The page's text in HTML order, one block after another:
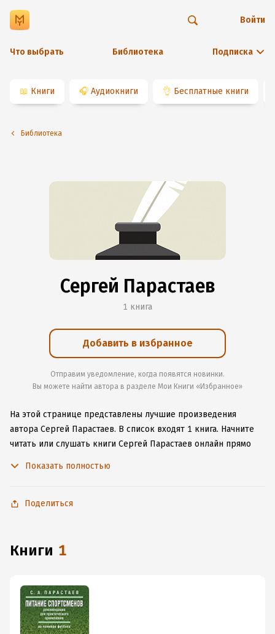
Что выбрать Библиотека Подписка
Войти
📖 Книги 🎧 Аудиокниги 👌 Бесплатные книги
Библиотека
Сергей Парастаев
1 книга
Добавить в избранное
Отправим уведомление, когда появятся новинки.
Вы можете найти автора в разделе Мои Книги «Избранное»
На этой странице представлены лучшие произведения
автора Сергей Парастаев. В список входят 1 книга. Начните
читать или слушать книги Сергей Парастаев онлайн прямо
Показать полностью
Поделиться
книги 1